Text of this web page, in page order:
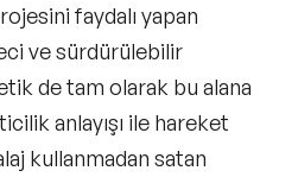
faydalı yapan
ve sürdürülebilir
de tam olarak bu alana
anlayışı ile hareket
kullanmadan satan